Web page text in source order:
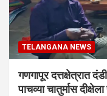
TELANGANA NEWS
गणगापूर दत्तक्षेत्रात
पाचव्या चातुर्मास